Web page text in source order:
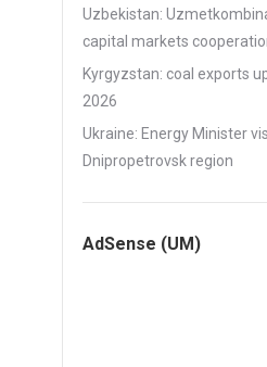
Uzbekistan:
capital markets
Kyrgyzstan: coal exports
2026
Ukraine: Energy Minister
Dnipropetrovsk region
AdSense (UM)